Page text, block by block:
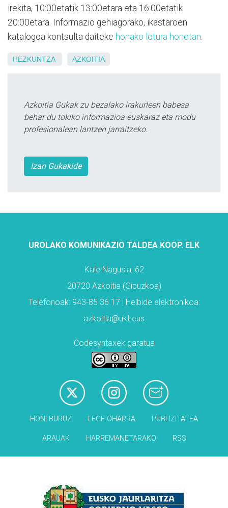
irekita, 10:00etatik 13:00etara eta 16:00etatik
20:00etara. Informazio gehiagorako, ikastaroen
katalogoa kontsulta daiteke honako lotura honetan.
HEZKUNTZA AZKOITIA
Azkoitia Gukak zu bezalako irakurleen babesa
behar du tokiko informazioa euskaraz eta modu
profesionalean lantzen jarraitzeko.
Izan Gukakide
UROLAKO KOMUNIKAZIO TALDEA KOOP. ELK
Kale Nagusia, 62
20720 Azkoitia (Gipuzkoa)
Telefonoak: 943-85 36 17 | Helbide elektronikoa:
azkoitia@ukt.eus
Codesyntaxek garatua
HONI BURUZ LEGE OHARRA PUBLIZITATEA
ARAUAK HARREMANETARAKO RSS